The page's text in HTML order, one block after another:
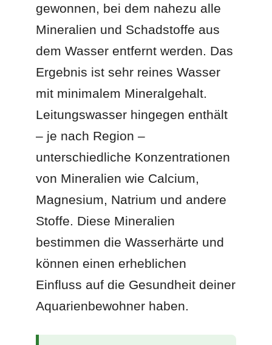
gewonnen, bei dem nahezu alle
Mineralien und Schadstoffe aus
dem Wasser entfernt werden. Das
Ergebnis ist sehr reines Wasser
mit minimalem Mineralgehalt.
Leitungswasser hingegen enthält
– je nach Region –
unterschiedliche Konzentrationen
von Mineralien wie Calcium,
Magnesium, Natrium und andere
Stoffe. Diese Mineralien
bestimmen die Wasserhärte und
können einen erheblichen
Einfluss auf die Gesundheit deiner
Aquarienbewohner haben.